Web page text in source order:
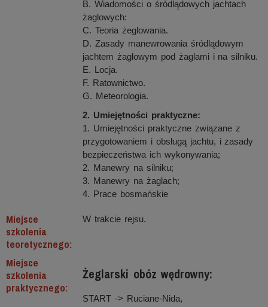
B. Wiadomości o śródlądowych jachtach
żaglowych:
C. Teoria żeglowania.
D. Zasady manewrowania śródlądowym
jachtem żaglowym pod żaglami i na silniku.
E. Locja.
F. Ratownictwo.
G. Meteorologia.
2. Umiejętności praktyczne:
1. Umiejętności praktyczne związane z
przygotowaniem i obsługą jachtu, i zasady
bezpieczeństwa ich wykonywania;
2. Manewry na silniku;
3. Manewry na żaglach;
4. Prace bosmańskie
Miejsce
szkolenia
teoretycznego:
W trakcie rejsu.
Miejsce
szkolenia
praktycznego:
Żeglarski obóz wędrowny:
START -> Ruciane-Nida,